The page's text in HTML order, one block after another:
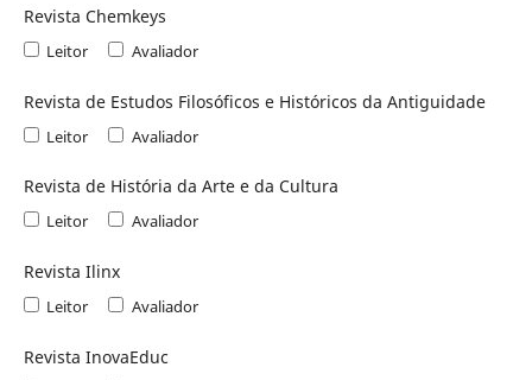
Revista Chemkeys
Leitor Avaliador
Revista de Estudos Filosóficos e Históricos da Antiguidade
Leitor Avaliador
Revista de História da Arte e da Cultura
Leitor Avaliador
Revista Ilinx
Leitor Avaliador
Revista InovaEduc